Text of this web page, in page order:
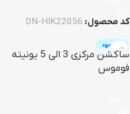
کد محصول: DN-HIK22056
ناموجود
ساکشن مرکزی 3 الی 5 یونیته
فوموس